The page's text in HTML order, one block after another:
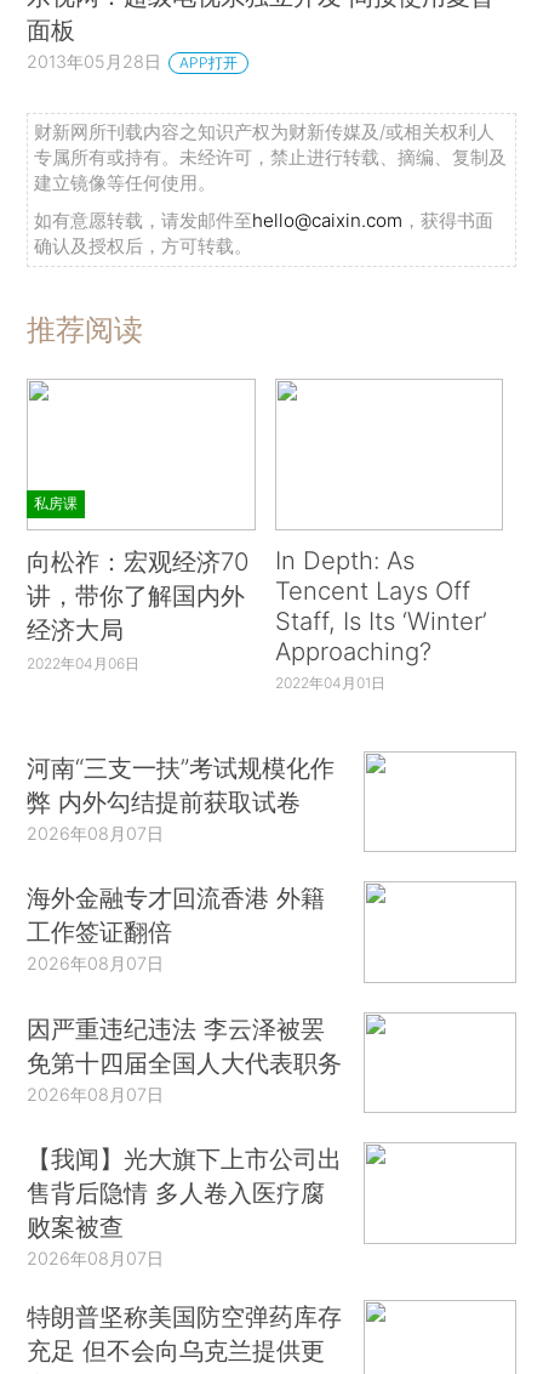
面板
2013年05月28日 APP打开
财新网所刊载内容之知识产权为财新传媒及/或相关权利人
专属所有或持有。未经许可，禁止进行转载、摘编、复制及
建立镜像等任何使用。
如有意愿转载，请发邮件至hello@caixin.com ，获得书面
确认及授权后，方可转载。
推荐阅读
私房课
向松祚：宏观经济70
讲，带你了解国内外
经济大局
2022年04月06日
In Depth: As
Tencent Lays Off
Staff, Is Its ‘Winter’
Approaching?
2022年04月01日
河南“三支一扶”考试规模化作
弊 内外勾结提前获取试卷
2026年08月07日
海外金融专才回流香港 外籍
工作签证翻倍
2026年08月07日
因严重违纪违法 李云泽被罢
免第十四届全国人大代表职务
2026年08月07日
【我闻】光大旗下上市公司出
售背后隐情 多人卷入医疗腐
败案被查
2026年08月07日
特朗普坚称美国防空弹药库存
充足 但不会向乌克兰提供更